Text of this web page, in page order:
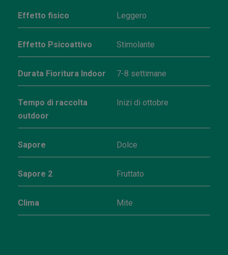
Effetto fisico Leggero
Effetto Psicoattivo Stimolante
Durata Fioritura Indoor 7-8 settimane
Tempo di raccolta
outdoor
Inizi di ottobre
Sapore Dolce
Sapore 2 Fruttato
Clima Mite